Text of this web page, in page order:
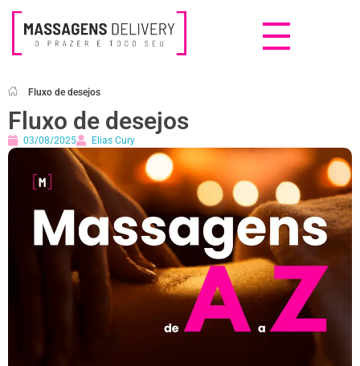
Fluxo de desejos
Fluxo de desejos
03/08/2025 Elias Cury